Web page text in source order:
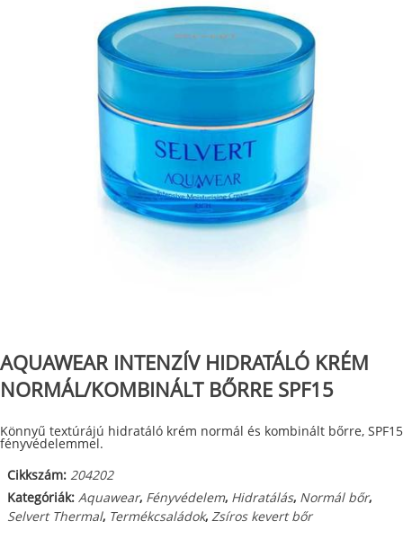
AQUAWEAR INTENZÍV HIDRATÁLÓ KRÉM
NORMÁL/KOMBINÁLT BŐRRE SPF15
Könnyű textúrájú hidratáló krém normál és kombinált bőrre, SPF15
fényvédelemmel.
Cikkszám: 204202
Kategóriák: Aquawear, Fényvédelem, Hidratálás, Normál bőr,
Selvert Thermal, Termékcsaládok, Zsíros kevert bőr